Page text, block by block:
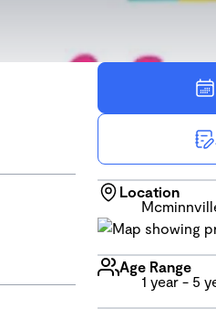
Location
Age Range
1 year - 5